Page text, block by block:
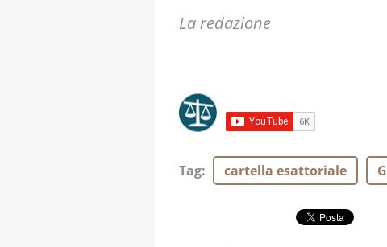
La redazione
Tag: cartella esattoriale